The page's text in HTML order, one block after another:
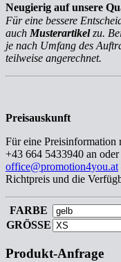
Neugierig auf unsere
Für eine bessere
auch Musterartikelzu.
je nach Umfang des
teilweise angerechnet.
Preisauskunft
Für eine Preisinformation
+43 664 5433940 an
office@promotion4you.at
Richtpreis und die
FARBE
GRÖSSE
Produkt-Anfrage